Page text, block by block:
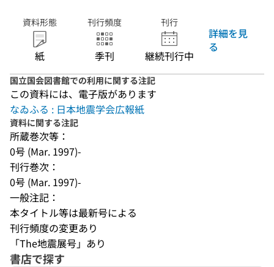
資料形態
紙
刊行頻度
季刊
刊行
継続刊行中
詳細を見
る
国立国会図書館での利用に関する注記
この資料には、電子版があります
なゐふる : 日本地震学会広報紙
資料に関する注記
所蔵巻次等：
0号 (Mar. 1997)-
刊行巻次：
0号 (Mar. 1997)-
一般注記：
本タイトル等は最新号による
刊行頻度の変更あり
「The地震展号」あり
書店で探す